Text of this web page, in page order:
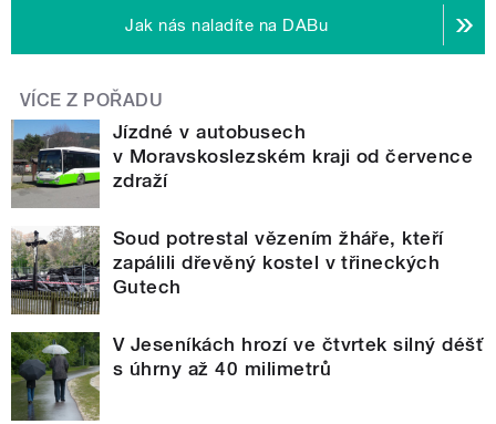
Jak nás naladíte na DABu
VÍCE Z POŘADU
Jízdné v autobusech
v Moravskoslezském kraji od července
zdraží
Soud potrestal vězením žháře, kteří
zapálili dřevěný kostel v třineckých
Gutech
V Jeseníkách hrozí ve čtvrtek silný déšť
s úhrny až 40 milimetrů